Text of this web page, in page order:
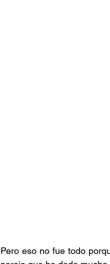
Pero eso no fue todo